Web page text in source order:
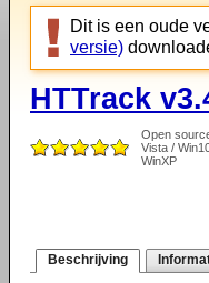
Dit is een oude
versie)
HTTrack
Open
Vista /
WinXP
Beschrijving